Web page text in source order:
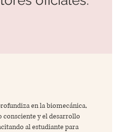
en la biomecánica,
y el desarrollo
al estudiante para